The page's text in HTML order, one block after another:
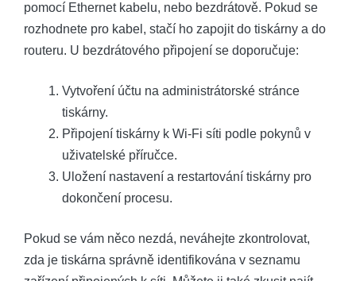
pomocí Ethernet kabelu, nebo bezdrátově. Pokud se
rozhodnete pro kabel, stačí ho zapojit do tiskárny a do
routeru. U bezdrátového připojení se doporučuje:
Vytvoření účtu na administrátorské stránce
tiskárny.
Připojení tiskárny k Wi-Fi síti podle pokynů v
uživatelské příručce.
Uložení nastavení a restartování tiskárny pro
dokončení procesu.
Pokud se vám něco nezdá, neváhejte zkontrolovat,
zda je tiskárna správně identifikována v seznamu